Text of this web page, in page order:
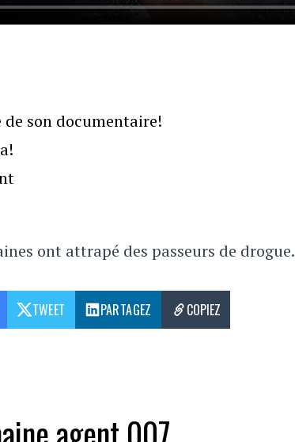
de son documentaire!
ont attrapé des passeurs de drogue.
TWEET PARTAGEZ COPIEZ